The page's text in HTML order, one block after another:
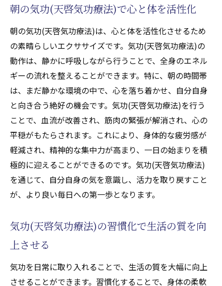
朝の気功(天啓気功療法)で心と体を活性化
朝の気功(天啓気功療法)は、心と体を活性化させるため
の素晴らしいエクササイズです。気功(天啓気功療法)の
動作は、静かに呼吸しながら行うことで、全身のエネル
ギーの流れを整えることができます。特に、朝の時間帯
は、まだ静かな環境の中で、心を落ち着かせ、自分自身
と向き合う絶好の機会です。気功(天啓気功療法)を行う
ことで、血流が改善され、筋肉の緊張が解消され、心の
平穏がもたらされます。これにより、身体的な疲労感が
軽減され、精神的な集中力が高まり、一日の始まりを積
極的に迎えることができるのです。気功(天啓気功療法)
を通じて、自分自身の気を意識し、活力を取り戻すこと
が、より良い毎日への第一歩となります。
気功(天啓気功療法)の習慣化で生活の質を向
上させる
気功を日常に取り入れることで、生活の質を大幅に向上
させることができます。習慣化することで、身体の柔軟